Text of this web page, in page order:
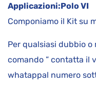
Applicazioni:Polo VI
Componiamo il Kit su
Per qualsiasi dubbio
comando ” contatta il
whatappal numero